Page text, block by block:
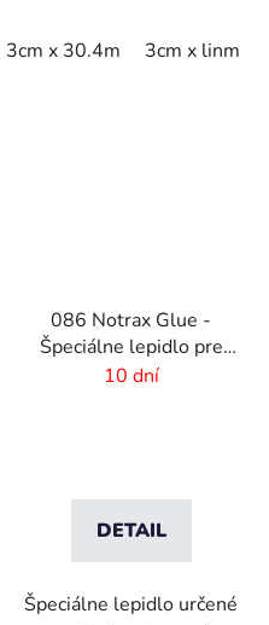
3cm x 30.4m 3cm x linm
086 Notrax Glue -
Špeciálne lepidlo pre
rohožové systémy
10 dní
DETAIL
Špeciálne lepidlo určené